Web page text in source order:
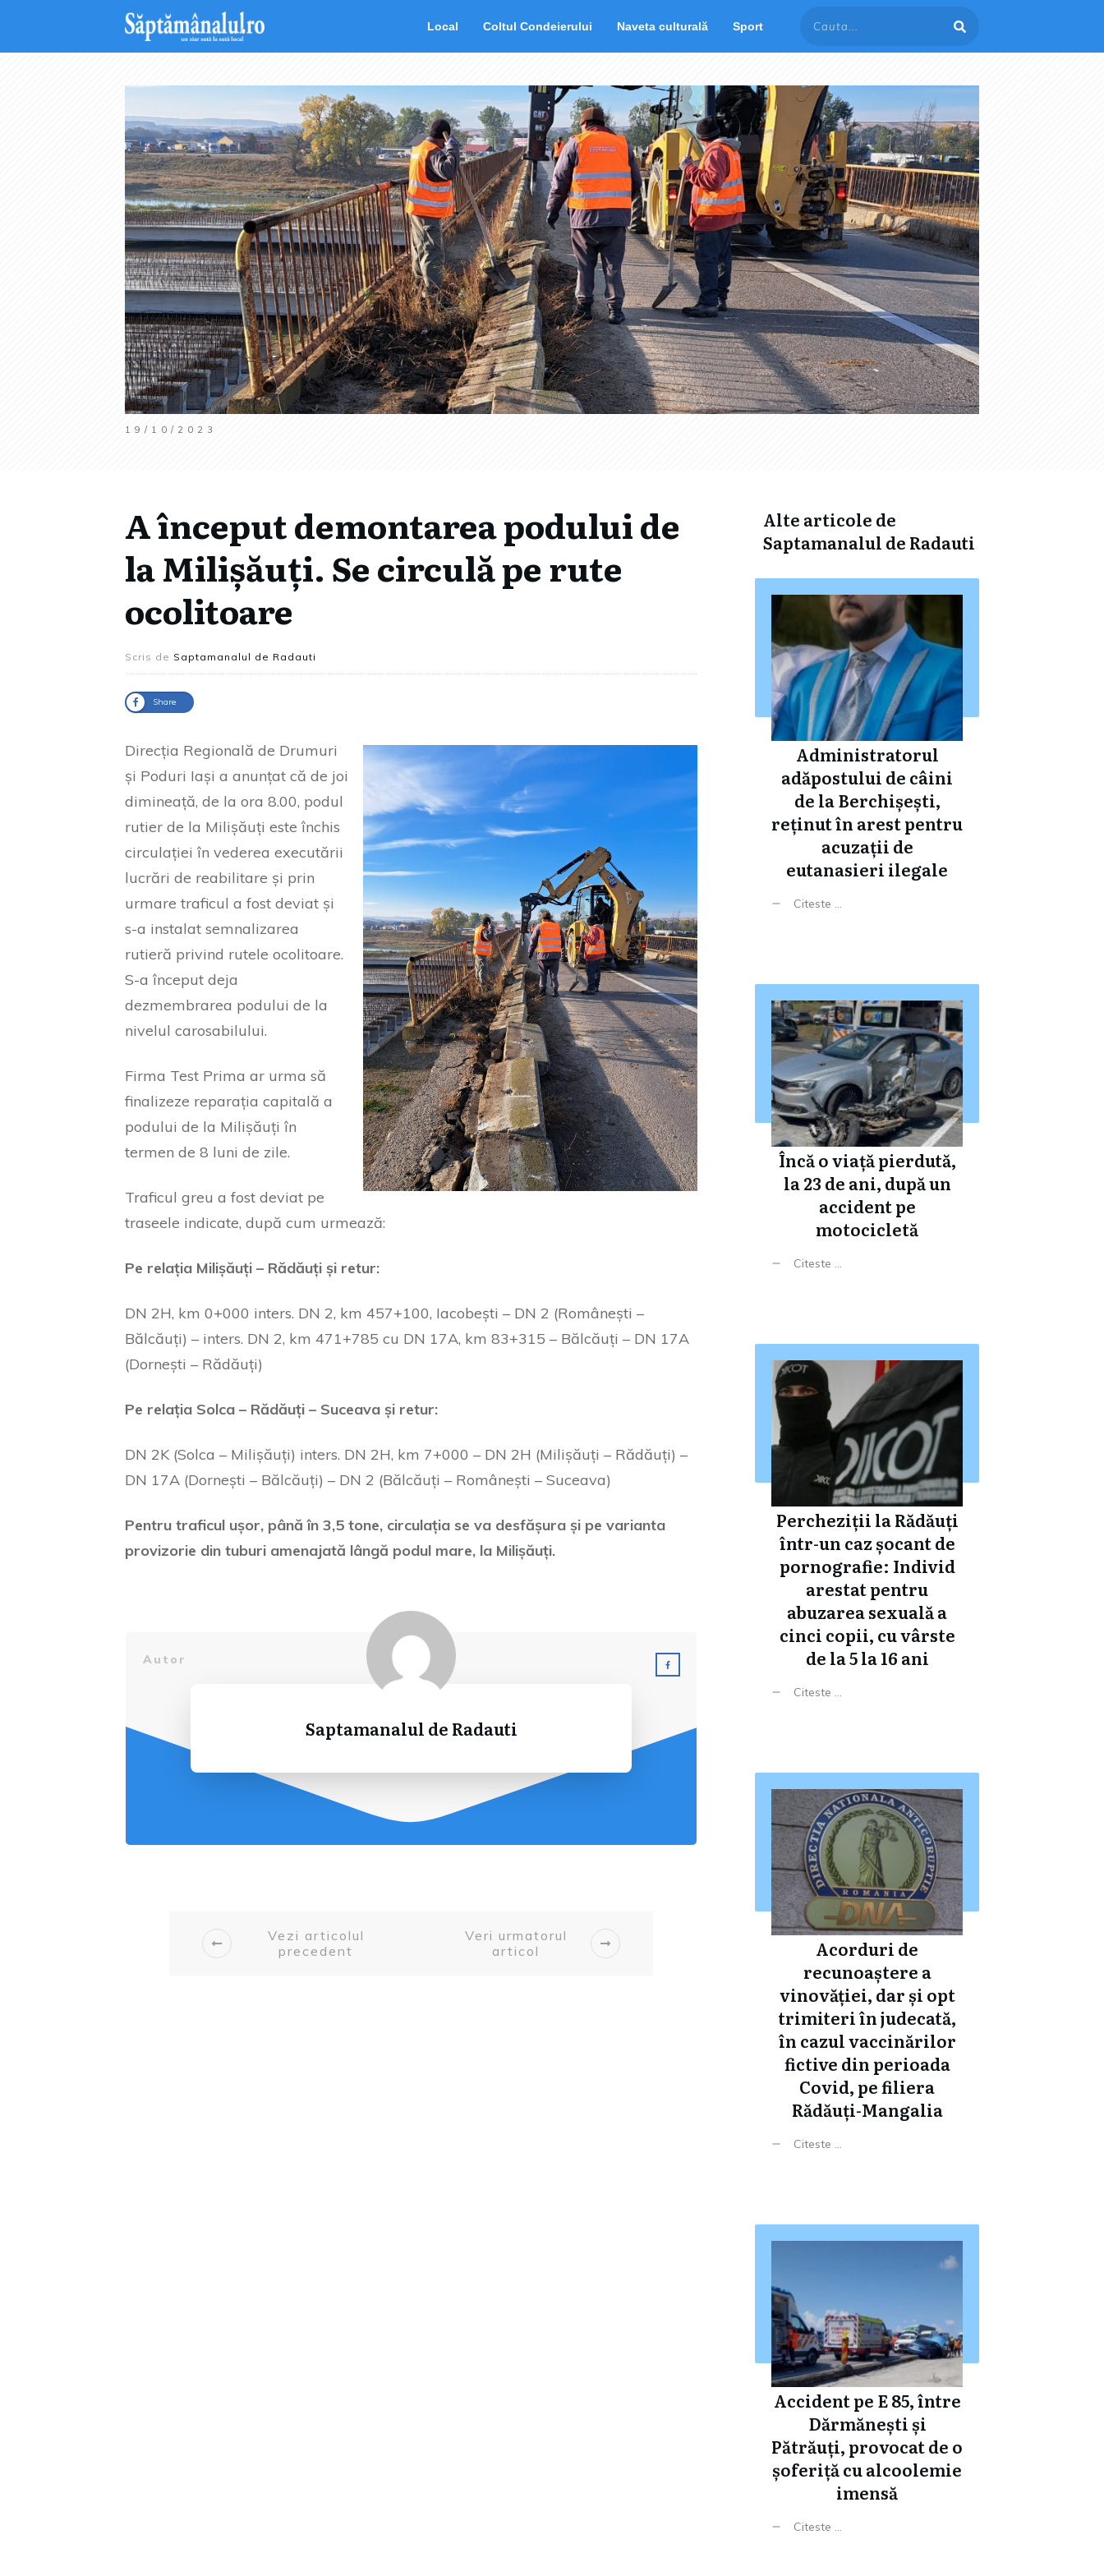
Local Coltul Condeierului Naveta culturală Sport
19/10/2023
A început demontarea podului de
la Milișăuți. Se circulă pe rute
ocolitoare
Scris de Saptamanalul de Radauti
Share
Direcția Regională de Drumuri
și Poduri Iași a anunțat că de joi
dimineață, de la ora 8.00, podul
rutier de la Milișăuți este închis
circulației în vederea executării
lucrări de reabilitare și prin
urmare traficul a fost deviat și
s-a instalat semnalizarea
rutieră privind rutele ocolitoare.
S-a început deja
dezmembrarea podului de la
nivelul carosabilului.
Firma Test Prima ar urma să
finalizeze reparația capitală a
podului de la Milișăuți în
termen de 8 luni de zile.
Traficul greu a fost deviat pe
traseele indicate, după cum urmează:
Pe relația Milișăuți – Rădăuți și retur:
DN 2H, km 0+000 inters. DN 2, km 457+100, Iacobești – DN 2 (Românești –
Bălcăuți) – inters. DN 2, km 471+785 cu DN 17A, km 83+315 – Bălcăuți – DN 17A
(Dornești – Rădăuți)
Pe relația Solca – Rădăuți – Suceava și retur:
DN 2K (Solca – Milișăuți) inters. DN 2H, km 7+000 – DN 2H (Milișăuți – Rădăuți) –
DN 17A (Dornești – Bălcăuți) – DN 2 (Bălcăuți – Românești – Suceava)
Pentru traficul ușor, până în 3,5 tone, circulația se va desfășura și pe varianta
provizorie din tuburi amenajată lângă podul mare, la Milișăuți.
Autor
Saptamanalul de Radauti
Vezi articolul
precedent
Veri urmatorul
articol
Alte articole de
Saptamanalul de Radauti
Administratorul
adăpostului de câini
de la Berchișești,
reținut în arest pentru
acuzații de
eutanasieri ilegale
Citeste ...
Încă o viață pierdută,
la 23 de ani, după un
accident pe
motocicletă
Citeste ...
Percheziții la Rădăuți
într-un caz șocant de
pornografie: Individ
arestat pentru
abuzarea sexuală a
cinci copii, cu vârste
de la 5 la 16 ani
Citeste ...
Acorduri de
recunoaștere a
vinovăției, dar și opt
trimiteri în judecată,
în cazul vaccinărilor
fictive din perioada
Covid, pe filiera
Rădăuți-Mangalia
Citeste ...
Accident pe E 85, între
Dărmănești și
Pătrăuți, provocat de o
șoferiță cu alcoolemie
imensă
Citeste ...